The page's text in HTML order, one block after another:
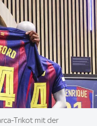
Trikot mit der